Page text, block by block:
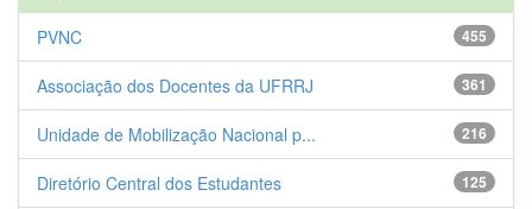
455
PVNC
361
Associação dos Docentes da UFRRJ
216
Unidade de Mobilização Nacional p...
125
Diretório Central dos Estudantes